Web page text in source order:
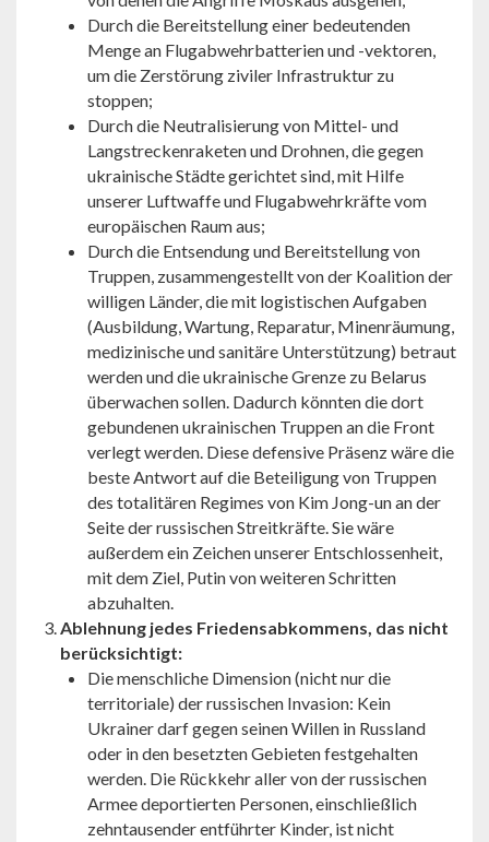
Durch die Bereitstellung einer bedeutenden
Menge an Flugabwehrbatterien und -vektoren,
um die Zerstörung ziviler Infrastruktur zu
stoppen;
Durch die Neutralisierung von Mittel- und
Langstreckenraketen und Drohnen, die gegen
ukrainische Städte gerichtet sind, mit Hilfe
unserer Luftwaffe und Flugabwehrkräfte vom
europäischen Raum aus;
Durch die Entsendung und Bereitstellung von
Truppen, zusammengestellt von der Koalition der
willigen Länder, die mit logistischen Aufgaben
(Ausbildung, Wartung, Reparatur, Minenräumung,
medizinische und sanitäre Unterstützung) betraut
werden und die ukrainische Grenze zu Belarus
überwachen sollen. Dadurch könnten die dort
gebundenen ukrainischen Truppen an die Front
verlegt werden. Diese defensive Präsenz wäre die
beste Antwort auf die Beteiligung von Truppen
des totalitären Regimes von Kim Jong-un an der
Seite der russischen Streitkräfte. Sie wäre
außerdem ein Zeichen unserer Entschlossenheit,
mit dem Ziel, Putin von weiteren Schritten
abzuhalten.
Ablehnung jedes Friedensabkommens, das nicht
berücksichtigt:
Die menschliche Dimension (nicht nur die
territoriale) der russischen Invasion: Kein
Ukrainer darf gegen seinen Willen in Russland
oder in den besetzten Gebieten festgehalten
werden. Die Rückkehr aller von der russischen
Armee deportierten Personen, einschließlich
zehntausender entführter Kinder, ist nicht